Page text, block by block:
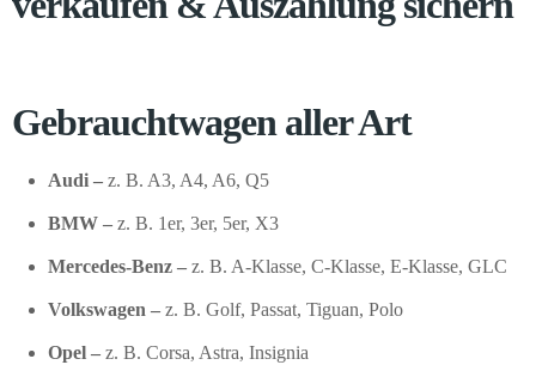
Gebrauchtwagen aller Art
Audi – z. B. A3, A4, A6, Q5
BMW – z. B. 1er, 3er, 5er, X3
Mercedes-Benz – z. B. A-Klasse, C-Klasse, E-Klasse, GLC
Volkswagen – z. B. Golf, Passat, Tiguan, Polo
Opel – z. B. Corsa, Astra, Insignia